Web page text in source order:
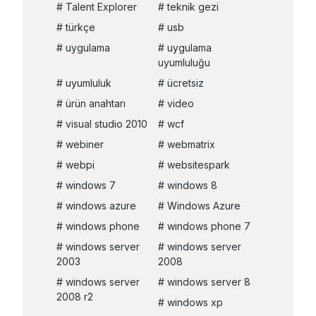
Talent Explorer
teknik gezi
türkçe
usb
uygulama
uygulama
uyumluluğu
uyumluluk
ücretsiz
ürün anahtarı
video
visual studio 2010
wcf
webiner
webmatrix
webpi
websitespark
windows 7
windows 8
windows azure
Windows Azure
windows phone
windows phone 7
windows server
2003
windows server
2008
windows server
2008 r2
windows server 8
windows xp